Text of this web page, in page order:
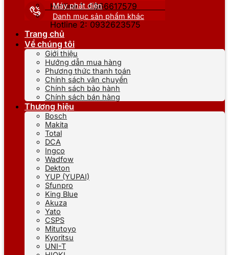
Hotline 1: 0866617579
Hotline 2: 0932623575
Máy phát điện
Danh mục sản phẩm khác
Trang chủ
Về chúng tôi
Giới thiệu
Hướng dẫn mua hàng
Phương thức thanh toán
Chính sách vận chuyển
Chính sách bảo hành
Chính sách bán hàng
Thương hiệu
Bosch
Makita
Total
DCA
Ingco
Wadfow
Dekton
YUP (YUPAI)
Sfunpro
King Blue
Akuza
Yato
CSPS
Mitutoyo
Kyoritsu
UNI-T